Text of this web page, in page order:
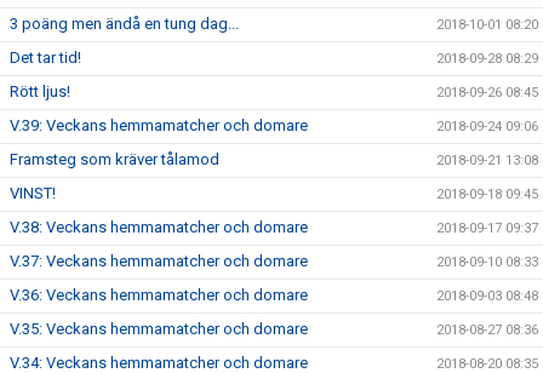
3 poäng men ändå en tung dag... 2018-10-01 08:20
Det tar tid! 2018-09-28 08:29
Rött ljus! 2018-09-26 08:45
V.39: Veckans hemmamatcher och domare 2018-09-24 09:06
Framsteg som kräver tålamod 2018-09-21 13:08
VINST! 2018-09-18 09:45
V.38: Veckans hemmamatcher och domare 2018-09-17 09:37
V.37: Veckans hemmamatcher och domare 2018-09-10 08:33
V.36: Veckans hemmamatcher och domare 2018-09-03 08:48
V.35: Veckans hemmamatcher och domare 2018-08-27 08:36
V.34: Veckans hemmamatcher och domare 2018-08-20 08:35